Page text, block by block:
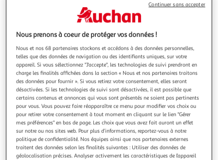
100
le
Illustration
précédente suivante
4.9 (18)
LEGO
Wednesday 76780 - Figurine Famille Adams
Dès 10 ans
En savoir +
Vendu parBricksDirect
Nous prenons à coeur de protéger vos données !
Nous et nos 68 partenaires stockons et accédons à des données personnelles,
telles que des données de navigation ou des identifiants uniques, sur votre
appareil. Si vous sélectionnez "J'accepte", les technologies de suivi prendront en
charge les finalités affichées dans la section « Nous et nos partenaires traitons
des données pour fournir ». Si vous retirez votre consentement, elles seront
désactivées. Si les technologies de suivi sont désactivées, il est possible que
certains contenus et annonces qui vous sont présentés ne soient pas pertinents
pour vous. Vous pouvez faire réapparaître ce menu pour modifier vos choix ou
pour retirer votre consentement à tout moment en cliquant sur le lien "Gérer
mes préférences" en bas de page. Les choix que vous avez fait auront un effet
sur notre ou nos sites web. Pour plus d’informations, reportez-vous à notre
politique de confidentialité. Nos équipes ainsi que nos partenaires externes
traitent des données selon les finalités suivantes : Utiliser des données de
géolocalisation précises. Analyser activement les caractéristiques de l’appareil
Continuer sans accepter